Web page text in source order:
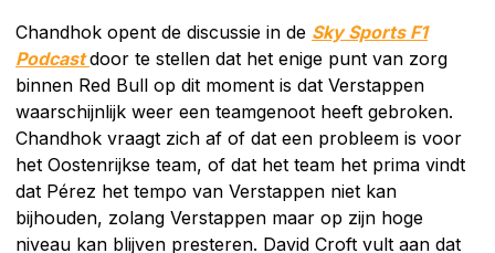
Chandhok opent de discussie in de Sky Sports F1
Podcast door te stellen dat het enige punt van zorg
binnen Red Bull op dit moment is dat Verstappen
waarschijnlijk weer een teamgenoot heeft gebroken.
Chandhok vraagt zich af of dat een probleem is voor
het Oostenrijkse team, of dat het team het prima vindt
dat Pérez het tempo van Verstappen niet kan
bijhouden, zolang Verstappen maar op zijn hoge
niveau kan blijven presteren. David Croft vult aan dat